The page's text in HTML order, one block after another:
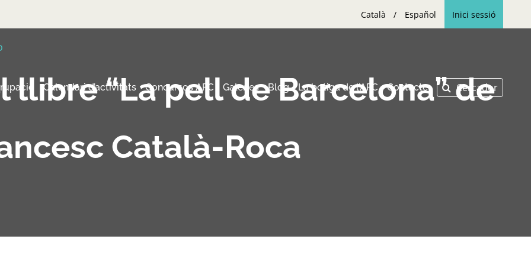
Català Español Inici sessió
Calendari d’activitats Concursos AFC Galeries Blog La botiga de l’AFC Contacte
llibre “La pell de Barcelona” de
Català-Roca